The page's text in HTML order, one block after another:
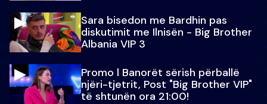
Sara bisedon me Bardhin pas
diskutimit me Ilnisën - Big Brother
Albania VIP 3
Promo l Banorët sërish përballë
njëri-tjetrit, Post "Big Brother VIP"
të shtunën ora 21:00!